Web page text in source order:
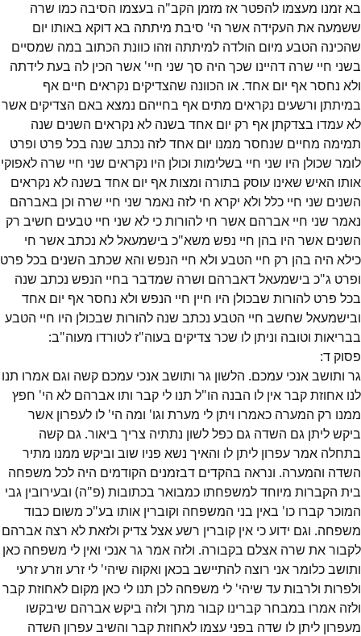
בא זמנו מעצמו להפטר אז מזמן הקב"ה בעצמו הסיבה כמו שרה
ששמעה את העקידה אשר הי' סיבת מיתתה בא דוקא באותו יום
שהכינה הטבע מיום הולדה למיתתה וזהו כוונת הכתוב במה שמסיים
בשני חיי שרה דהיינו שכך היה סך שני חיי' אשר הכין לה בעת לידתה
ולא נחסר אף יום אחד. או הכוונה שהצדיקים נקראים חיים אף
במיתתן ורשעים נקראים מתים אף בחייהם נמצא באם הצדיקים אשר
לא עמדו בצדקתן אף רק יום אחד בשנה לא נקראים השנים שנה
תמימה מחיים שנחסר ממנו יום אחד לזה נכתב שנה בכל פרט ופרט
לומר שכולן היו שני חיי בשלימות וכולן היו נקראים שני חיי שרה לאפוקי
אותו האיש שאינו עוסק בתורה ומצות אף יום אחד בשנה לא נקראים
השנים שני חיי כלל ולא יקרא חי לזה נאמר שני חיי שרה וכן באברהם
נאמר שני חיי אברהם אשר חי להורות כי לא שני חיי טבעים חשיב רק
השנים אשר היו בהן חיי נפש משא"כ בישמעאל לא נכתב אשר חי
כילא היה בהן רק חיי הטבע ולא חיי הנפש והא שכתב השנים בכל פרט
ופרט ג"כ בישמעאל דאברהם ושרה שמדבר בחיי הנפש נכתב שנה
בכל פרט להורות שבכולן היו חיין חיי הנפש ולא נחסר אף יום אחד
ובישמעאל שחשב חיי הטבע נכתב שנה להורות שבכולן היו חיי הטבע
בבריאות וטובה וניתן לו שכר צדיקים בעוה"ז לטורדו מעוה"ב:
פסוק ד:
גר ותושב אנכי עמכם. הלשון גר ותושב אנכי עמכם קשה וגם אמרו תנו
לנו אחוזת קבר אין לו הבנה הו"ל תנו לי קבר ותו אברהם לא הי' חפץ
ממנו רק המערה כאמרו ויתן לי מערת וגו' ומה הי' לו לעפרון אשר
ביקש ליתן גם השדה גם כפל לשון נתתיה צריך ביאור. גם קשה
בתחלה אמר עפרון ליתן לו והאיך נשא פניו שוב וביקש ממנו מתיר
השדה והמערה. ונראה בהקדים דבזמנים הקודמים היה לכל משפחה
בית הקברות מיוחד למשפחתו כמבואר בכתובות (פ"ה) ובעירובין גבי
המוכר קברו כו' באין בני המשפחה וקוברין אותו בע"כ משום כבוד
משפחה. וגם ידוע כי אין קוברין רשע אצל צדיק ולזאת לא רצה אברהם
לקבור את שרה אצלם בקבורה. ולזה אמר גר אנכי ואין לי משפחה כאן
ותושב כלומר אני רוצה להתיישב בכאן ואקוה שיהי' לי זרע וזרע זרעי
ולפרות ולרבות עד שיהי' לי משפחה לכן תנו לי כאן מקום לאחוזת קבר
ולזה אמרו במבחר קברינו קבור מתך ולזה ביקש אברהם שיבקשו
מעפרון ליתן לו שדה בפני עצמו לאחוזת קבר והשיב עפרון השדה